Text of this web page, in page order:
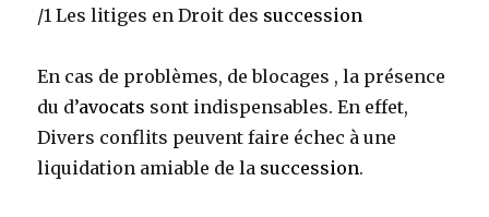
/1 Les litiges en Droit des succession
En cas de problèmes, de blocages , la présence
du d’avocats sont indispensables. En effet,
Divers conflits peuvent faire échec à une
liquidation amiable de la succession.